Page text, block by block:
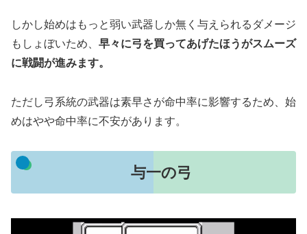
しかし始めはもっと弱い武器しか無く与えられるダメージ
もしょぼいため、 早々に弓を買ってあげたほうがスムーズ
に戦闘が進みます。
ただし弓系統の武器は素早さが命中率に影響するため、始
めはやや命中率に不安があります。
与一の弓